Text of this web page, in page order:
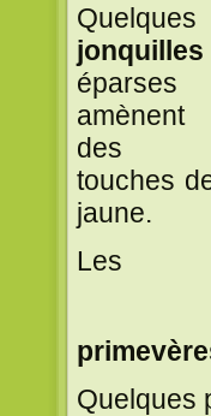
Quelques
jonquilles
éparses
amènent
des
touches
jaune.
Les
Quelques